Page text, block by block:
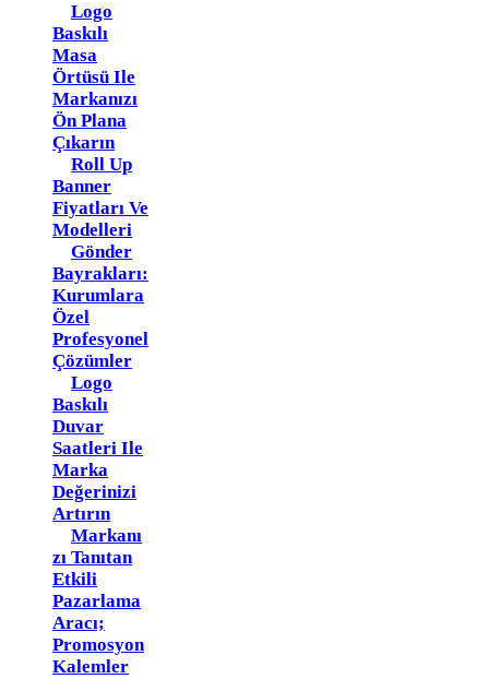
Logo
Baskılı
Masa
Örtüsü Ile
Markanızı
Ön Plana
Çıkarın
Roll Up
Banner
Fiyatları Ve
Modelleri
Gönder
Bayrakları:
Kurumlara
Özel
Profesyonel
Çözümler
Logo
Baskılı
Duvar
Saatleri Ile
Marka
Değerinizi
Artırın
Markanı
Zı Tanıtan
Etkili
Pazarlama
Aracı;
Promosyon
Kalemler